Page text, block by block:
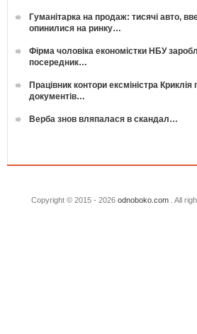
Гуманітарка на продаж: тисячі авто,
опинилися на ринку…
Фірма чоловіка економістки НБУ
посередник…
Працівник контори ексміністра Криклія
документів…
Верба знов вляпалася в скандал…
Copyright © 2015 - 2026 odnoboko.com. All